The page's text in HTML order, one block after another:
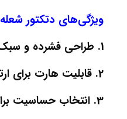
ویژگی‌های دتکتور شعله 40/40I IR
1. طراحی فشرده و سبک‌تر
2. قابلیت هارت برای ارتباطات دیجیتال؛ نیاز به توان کمتر
3. انتخاب حساسیت برای اطمینان از عدم تشخیص متقاطع منطقه